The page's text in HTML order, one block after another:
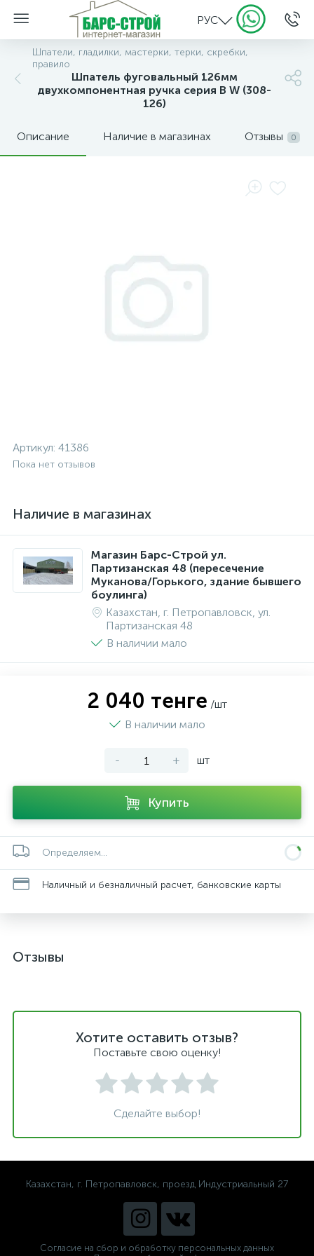
РУС
Шпатели, гладилки, мастерки, терки, скребки,
правило
Шпатель фуговальный 126мм
двухкомпонентная ручка серия B W (308-
126)
Описание Наличие в магазинах Отзывы 0
Артикул: 41386
Пока нет отзывов
Наличие в магазинах
Магазин Барс-Строй ул.
Партизанская 48 (пересечение
Муканова/Горького, здание бывшего
боулинга)
Казахстан, г. Петропавловск, ул.
Партизанская 48
В наличии мало
2 040 тенге /шт
В наличии мало
- + шт
Купить
Определяем...
Наличный и безналичный расчет, банковские карты
Отзывы
Хотите оставить отзыв?
Поставьте свою оценку!
Сделайте выбор!
Казахстан, г. Петропавловск, проезд Индустриальный 27
Согласие на сбор и обработку персональных данных